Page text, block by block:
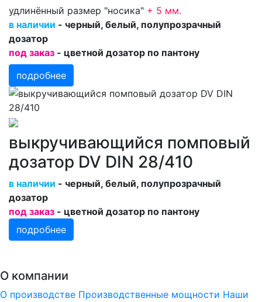
удлинённый размер "носика" + 5 мм.
в наличии - черный, белый, полупрозрачный
дозатор
под заказ - цветной дозатор по пантону
подробнее
выкручивающийся помповый
дозатор DV DIN 28/410
в наличии - черный, белый, полупрозрачный
дозатор
под заказ - цветной дозатор по пантону
подробнее
О компании
О производстве Производственные мощности Наши